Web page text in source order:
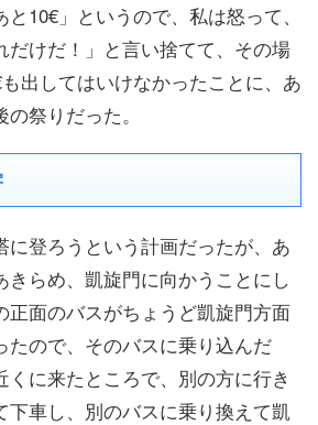
10€」というので、私は怒って、
だけだ！」と言い捨てて、その場
出してはいけなかったことに、あ
祭りだった。
に登ろうという計画だったが、あ
きらめ、凱旋門に向かうことにし
正面のバスがちょうど凱旋門方面
たので、そのバスに乗り込んだ
くに来たところで、別の方に行き
下車し、別のバスに乗り換えて凱